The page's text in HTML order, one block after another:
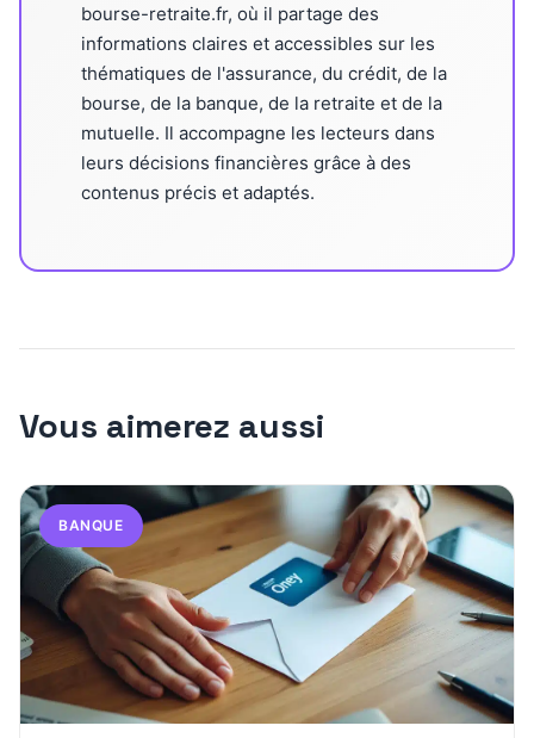
bourse-retraite.fr, où il partage des
informations claires et accessibles sur les
thématiques de l'assurance, du crédit, de la
bourse, de la banque, de la retraite et de la
mutuelle. Il accompagne les lecteurs dans
leurs décisions financières grâce à des
contenus précis et adaptés.
Vous aimerez aussi
BANQUE